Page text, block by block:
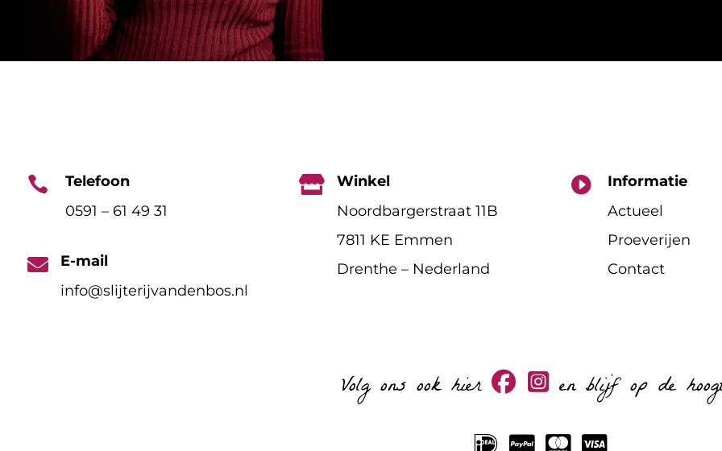

Telefoon
0591 – 61 49 31

E-mail
info@slijterijvandenbos.nl

Winkel
Noordbargerstraat 11B
7811 KE Emmen
Drenthe – Nederland

Informatie
Actueel
Proeverijen
Contact
Volg ons ook hier en blijf op de